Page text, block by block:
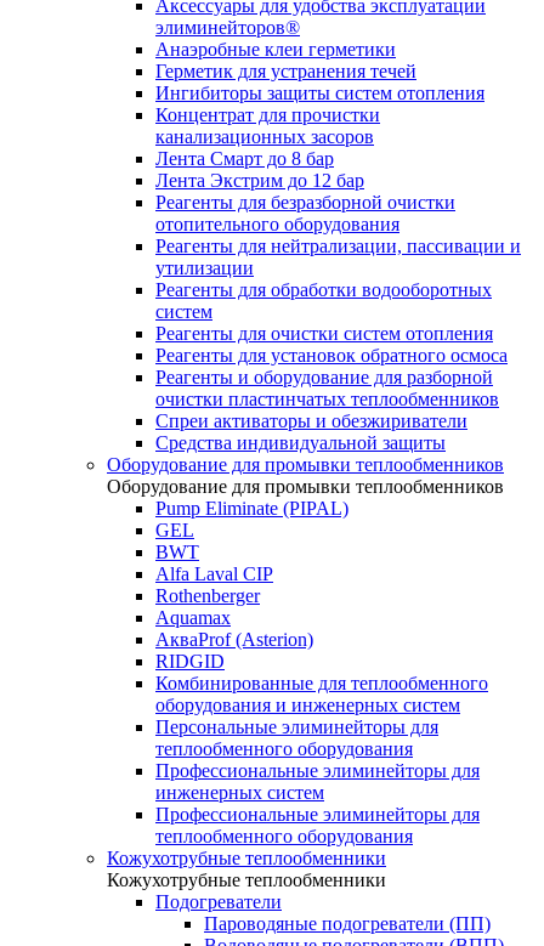
Аксессуары для удобства эксплуатации
элиминейторов®
Анаэробные клеи герметики
Герметик для устранения течей
Ингибиторы защиты систем отопления
Концентрат для прочистки
канализационных засоров
Лента Смарт до 8 бар
Лента Экстрим до 12 бар
Реагенты для безразборной очистки
отопительного оборудования
Реагенты для нейтрализации, пассивации и
утилизации
Реагенты для обработки водооборотных
систем
Реагенты для очистки систем отопления
Реагенты для установок обратного осмоса
Реагенты и оборудование для разборной
очистки пластинчатых теплообменников
Спреи активаторы и обезжириватели
Средства индивидуальной защиты
Оборудование для промывки теплообменников
Оборудование для промывки теплообменников
Pump Eliminate (PIPAL)
GEL
BWT
Alfa Laval CIP
Rothenberger
Aquamax
АкваProf (Asterion)
RIDGID
Комбинированные для теплообменного
оборудования и инженерных систем
Персональные элиминейторы для
теплообменного оборудования
Профессиональные элиминейторы для
инженерных систем
Профессиональные элиминейторы для
теплообменного оборудования
Кожухотрубные теплообменники
Кожухотрубные теплообменники
Подогреватели
Пароводяные подогреватели (ПП)